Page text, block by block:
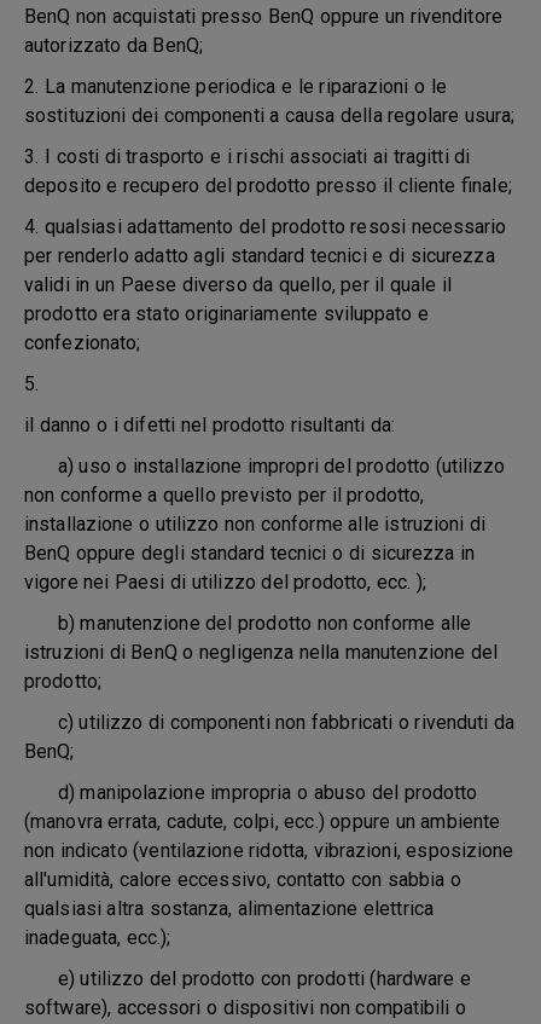
BenQ non acquistati presso BenQ oppure un rivenditore
autorizzato da BenQ;
2. La manutenzione periodica e le riparazioni o le
sostituzioni dei componenti a causa della regolare usura;
3. I costi di trasporto e i rischi associati ai tragitti di
deposito e recupero del prodotto presso il cliente finale;
4. qualsiasi adattamento del prodotto resosi necessario
per renderlo adatto agli standard tecnici e di sicurezza
validi in un Paese diverso da quello, per il quale il
prodotto era stato originariamente sviluppato e
confezionato;
5.
il danno o i difetti nel prodotto risultanti da:
a) uso o installazione impropri del prodotto (utilizzo
non conforme a quello previsto per il prodotto,
installazione o utilizzo non conforme alle istruzioni di
BenQ oppure degli standard tecnici o di sicurezza in
vigore nei Paesi di utilizzo del prodotto, ecc. );
b) manutenzione del prodotto non conforme alle
istruzioni di BenQ o negligenza nella manutenzione del
prodotto;
c) utilizzo di componenti non fabbricati o rivenduti da
BenQ;
d) manipolazione impropria o abuso del prodotto
(manovra errata, cadute, colpi, ecc.) oppure un ambiente
non indicato (ventilazione ridotta, vibrazioni, esposizione
all'umidità, calore eccessivo, contatto con sabbia o
qualsiasi altra sostanza, alimentazione elettrica
inadeguata, ecc.);
e) utilizzo del prodotto con prodotti (hardware e
software), accessori o dispositivi non compatibili o